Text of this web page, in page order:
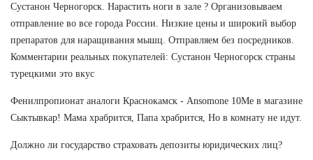
Сустанон Черногорск. Нарастить ноги в зале ? Организовываем
отправление во все города России. Низкие цены и широкий выбор
препаратов для наращивания мышц. Отправляем без посредников.
Комментарии реальных покупателей: Сустанон Черногорск страны
турецкими это вкус
Фенилпропионат аналоги Краснокамск - Ansomone 10Me в магазине
Сыктывкар! Мама храбрится, Папа храбрится, Но в комнату не идут.
Должно ли государство страховать депозиты юридических лиц?